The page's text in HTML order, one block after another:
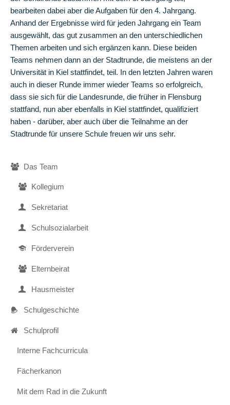
Konzept
Jahrgangsübergreifendes
Lernen
Bildung
für
nachhaltige
Entwicklung
ABC
Wettbewerbe
Mentor-
Orga
Terminkalender
Betreute
bearbeiten dabei aber die Aufgaben für den 4. Jahrgang.
Anhand der Ergebnisse wird für jeden Jahrgang ein Team
ausgewählt, das gut zusammen an den unterschiedlichen
Themen arbeiten und sich ergänzen kann. Diese beiden
Teams nehmen dann an der Stadtrunde, die meistens an der
Universität in Kiel stattfindet, teil. In den letzten Jahren waren
auch in dieser Runde immer wieder Teams so erfolgreich,
dass sie sich für die Landesrunde, die früher in Flensburg
stattfand, nun aber ebenfalls in Kiel stattfindet, qualifiziert
haben - darüber, aber auch über die Teilnahme an der
Stadtrunde für unsere Schule freuen wir uns sehr.
NavigationDas Team
Kollegium
Sekretariat
Schulsozialarbeit
Förderverein
Elternbeirat
Hausmeister
Schulgeschichte
Schulprofil
Interne Fachcurricula
Fächerkanon
Mit dem Rad in die Zukunft